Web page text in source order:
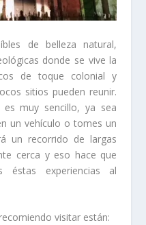
de belleza natural,
donde se vive la
de toque colonial y
sitios pueden reunir.
es muy sencillo, ya sea
un vehículo o tomes un
un recorrido de largas
cerca y eso hace que
éstas experiencias al
visitar están: